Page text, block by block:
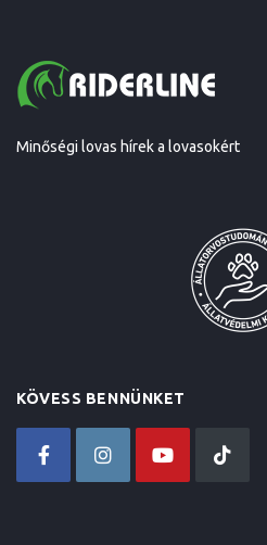
Minőségi lovas hírek a lovasokért
KÖVESS BENNÜNKET